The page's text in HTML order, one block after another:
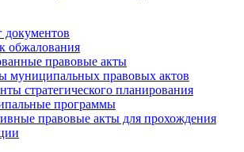
документов
обжалования
правовые акты
муниципальных правовых актов
стратегического планирования
программы
правовые акты для прохождения